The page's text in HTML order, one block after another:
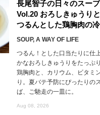
長尾智子の日々のスープ
Vol.20 おろしきゅうりと
つるんとした鶏胸肉の
SOUP, A WAY OF LIFE
つるん！とした口当たりに仕
かなおろしきゅうりをたっぷ
鶏胸肉と、カリウム、ビタミ
り。夏バテ予防にぴったりの
ば、ご馳走の一皿に。
Aug 08, 2026